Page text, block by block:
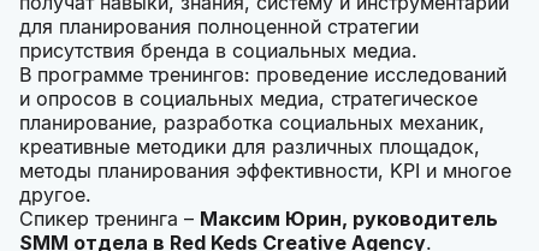
для планирования полноценной стратегии
присутствия бренда в социальных медиа.
В программе тренингов: проведение исследований
и опросов в социальных медиа, стратегическое
планирование, разработка социальных механик,
креативные методики для различных площадок,
методы планирования эффективности, KPI и многое
другое.
Спикер тренинга – Максим Юрин, руководитель
SMM отдела в Red Keds Creative Agency.